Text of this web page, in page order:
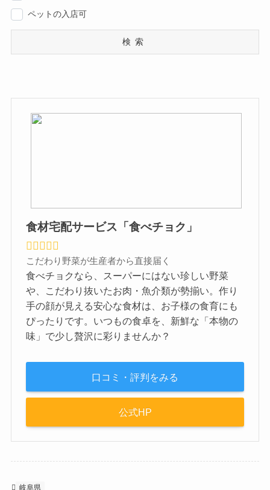
ペットの入店可
検索
食材宅配サービス「食べチョク」
こだわり野菜が生産者から直接届く
食べチョクなら、スーパーにはない珍しい野菜
や、こだわり抜いたお肉・魚介類が勢揃い。作り
手の顔が見える安心な食材は、お子様の食育にも
ぴったりです。いつもの食卓を、新鮮な「本物の
味」で少し贅沢に彩りませんか？
口コミ・評判をみる
公式HP
岐阜県